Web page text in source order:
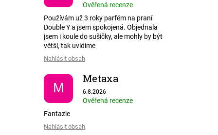
Ověřená recenze
Používám už 3 roky parfém na praní
Double Y a jsem spokojená. Objednala
jsem i koule do sušičky, ale mohly by být
větší, tak uvidíme
Nahlásit obsah
M
Metaxa
Hodnocení obchodu je 5 z 5 hvězdiček.
6.8.2026
Ověřená recenze
Fantazie
Nahlásit obsah